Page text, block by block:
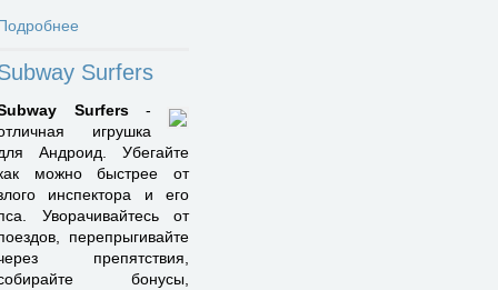
Surfers
Surfers-
игрушка
Андроид. Убегайте
можно быстрее от
инспектора и его
Уворачивайтесь от
перепрыгивайте
препятствия,
бонусы,